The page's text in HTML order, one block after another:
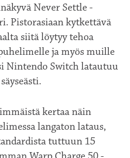
Never Settle -
Pistorasiaan kytkettävä
siitä löytyy tehoa
ja myös muille
Nintendo Switch latautuu
kertaa näin
langaton lataus,
tuttuun 15